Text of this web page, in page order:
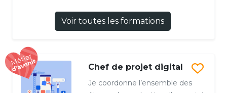
Voir toutes les formations
Chef de projet digital
Je coordonne l’ensemble des